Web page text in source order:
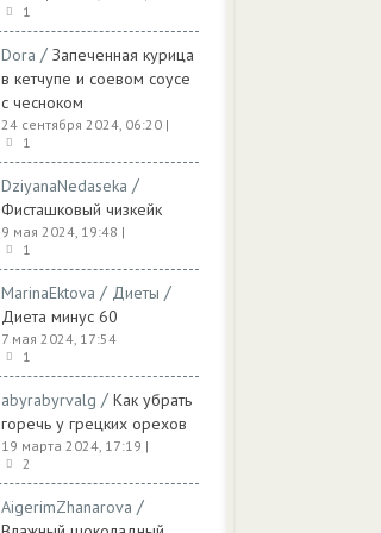
1
Dora / Запеченная курица
в кетчупе и соевом соусе
с чесноком
24 сентября 2024, 06:20 |
1
DziyanaNedaseka /
Фисташковый чизкейк
9 мая 2024, 19:48 |
1
MarinaEktova / Диеты /
Диета минус 60
7 мая 2024, 17:54
1
abyrabyrvalg / Как убрать
горечь у грецких орехов
19 марта 2024, 17:19 |
2
AigerimZhanarova /